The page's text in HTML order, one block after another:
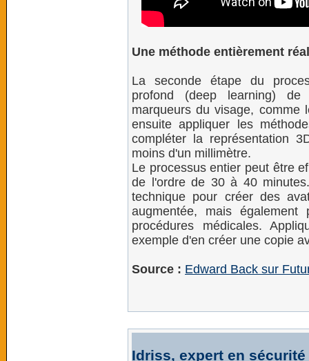
Une méthode entièrement
La seconde étape du
profond (deep learning)
marqueurs du visage,
ensuite appliquer les
compléter la représentation
moins d'un millimètre.
Le processus entier peut être
de l'ordre de 30 à 40
technique pour créer des
augmentée, mais
procédures médicales.
exemple d'en créer une copie
Source : Edward Back sur
Idriss, expert en